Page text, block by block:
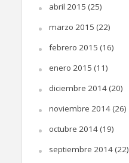
abril 2015 (25)
marzo 2015 (22)
febrero 2015 (16)
enero 2015 (11)
diciembre 2014(20)
noviembre 2014(26)
octubre 2014(19)
septiembre 2014(22)